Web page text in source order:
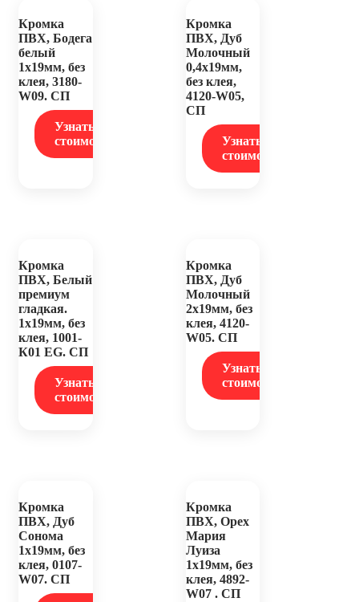
Кромка
ПВХ, Бодега
белый
1х19мм, без
клея, 3180-
W09. СП
Узнать
стоимость
Кромка
ПВХ, Дуб
Молочный
0,4х19мм,
без клея,
4120-W05,
СП
Узнать
стоимость
Кромка
ПВХ, Белый
премиум
гладкая.
1х19мм, без
клея, 1001-
К01 EG. СП
Узнать
стоимость
Кромка
ПВХ, Дуб
Молочный
2х19мм, без
клея, 4120-
W05. СП
Узнать
стоимость
Кромка
ПВХ, Дуб
Сонома
1х19мм, без
клея, 0107-
W07. СП
Кромка
ПВХ, Орех
Мария
Луиза
1х19мм, без
клея, 4892-
W07 . СП